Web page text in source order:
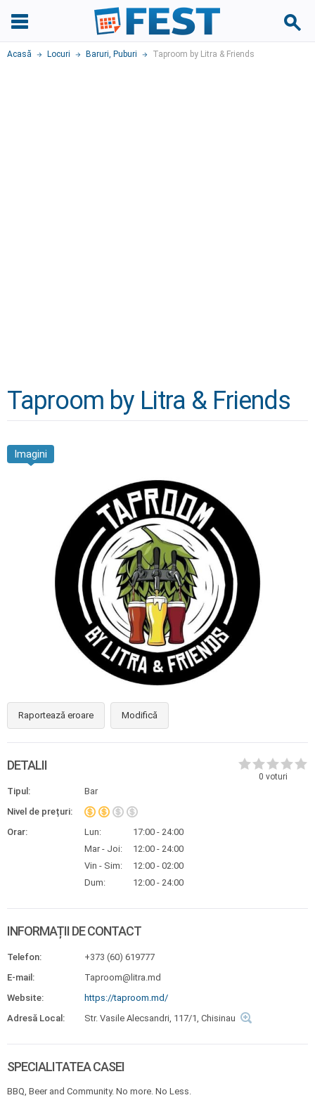
Acasă Locuri Baruri, Puburi Taproom by Litra & Friends
Taproom by Litra & Friends
Imagini
Raportează eroare Modifică
0 voturi
DETALII
Tipul:
Bar
Nivel de prețuri:
Orar:
Lun:
17:00 - 24:00
Mar - Joi:
12:00 - 24:00
Vin - Sim:
12:00 - 02:00
Dum:
12:00 - 24:00
INFORMAȚII DE CONTACT
Telefon:
+373 (60) 619777
E-mail:
Taproom@litra.md
Website:
https://taproom.md/
Adresă Local:
Str. Vasile Alecsandri, 117/1, Chisinau
SPECIALITATEA CASEI
BBQ, Beer and Community. No more. No Less.